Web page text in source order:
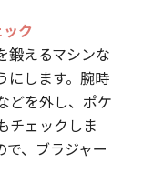
ク
鍛えるマシンな
にします。腕時
どを外し、ポケ
チェックしま
、ブラジャー